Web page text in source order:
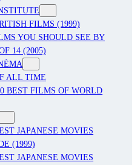
FILMS (1999)
YOU SHOULD SEE BY
14 (2005)
ALL TIME
BEST FILMS OF WORLD
JAPANESE MOVIES
(1999)
JAPANESE MOVIES